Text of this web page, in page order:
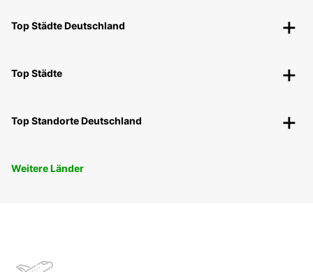
Top Städte Deutschland
Top Städte
Top Standorte Deutschland
Weitere Länder